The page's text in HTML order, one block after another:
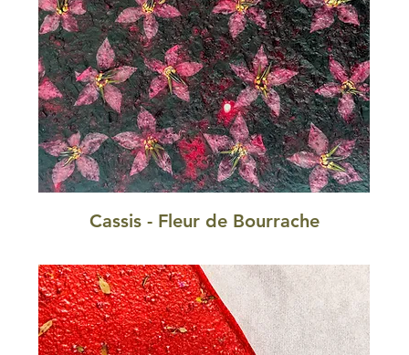
Cassis - Fleur de Bourrache